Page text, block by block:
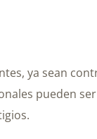
ya sean
pueden